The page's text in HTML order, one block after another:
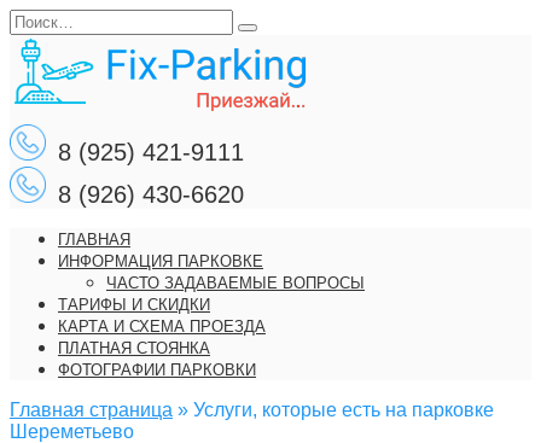
Перейти
к
содержанию
Search
for:
8 (925) 421-9111
8 (926) 430-6620
ГЛАВНАЯ
ИНФОРМАЦИЯ ПАРКОВКЕ
ЧАСТО ЗАДАВАЕМЫЕ ВОПРОСЫ
ТАРИФЫ И СКИДКИ
КАРТА И СХЕМА ПРОЕЗДА
ПЛАТНАЯ СТОЯНКА
ФОТОГРАФИИ ПАРКОВКИ
Главная страница » Услуги, которые есть на парковке
Шереметьево